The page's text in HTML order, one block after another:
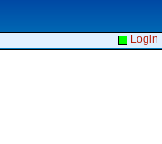
Login